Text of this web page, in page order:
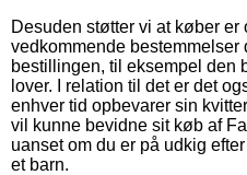
Desuden støtter vi at køber er
vedkommende
bestillingen, til eksempel den
lover. I relation til det er det
enhver tid opbevarer sin
vil kunne bevidne sit køb af
uanset om du er på udkig
et barn.